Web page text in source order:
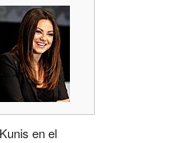
en el